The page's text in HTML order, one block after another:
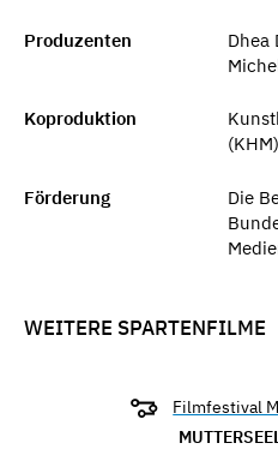
Produzenten
Dhea
Koproduktion
(KHM)
Förderung
Die
WEITERE SPARTENFILME
Filmfestival